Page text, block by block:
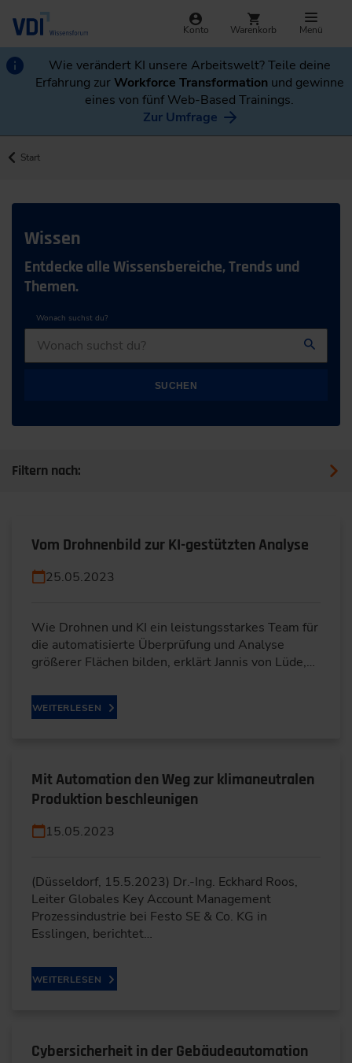
Konto Warenkorb Menü
Wie verändert KI unsere Arbeitswelt? Teile deine
Erfahrung zurWorkforce Transformation und gewinne
eines von fünf Web-Based Trainings.
Zur Umfrage
Start
Wissen
Entdecke alle Wissensbereiche, Trends und
Themen.
Wonach suchst du?
SUCHEN
Filtern nach:
Vom Drohnenbild zur KI-gestützten Analyse
25.05.2023
Wie Drohnen und KI ein leistungsstarkes Team für
die automatisierte Überprüfung und Analyse
größerer Flächen bilden, erklärt Jannis von Lüde,…
WEITERLESEN
Mit Automation den Weg zur klimaneutralen
Produktion beschleunigen
15.05.2023
(Düsseldorf, 15.5.2023) Dr.-Ing. Eckhard Roos,
Leiter Globales Key Account Management
Prozessindustrie bei Festo SE & Co. KG in
Esslingen, berichtet…
WEITERLESEN
Cybersicherheit in der Gebäudeautomation